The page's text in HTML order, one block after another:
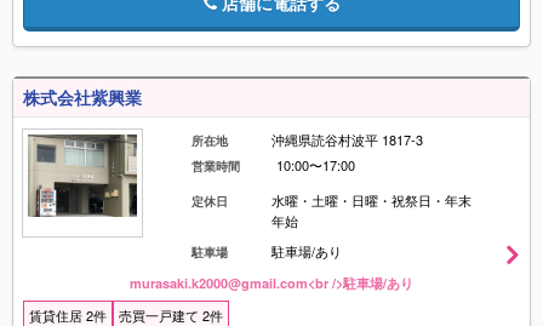
株式会社紫興業
所在地 沖縄県読谷村波平 1817-3
営業時間 10:00〜17:00
定休日
水曜・土曜・日曜・祝祭日・年末
年始
駐車場 駐車場/あり
murasaki.k2000@gmail.com<br />駐車場/あり
賃貸住居 2件 売買一戸建て 2件